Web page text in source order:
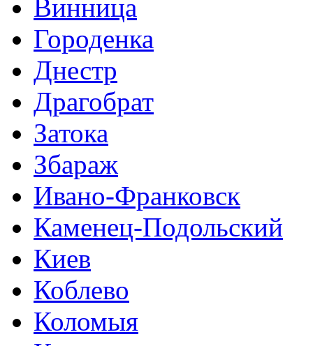
Винница
Городенка
Днестр
Драгобрат
Затока
Збараж
Ивано-Франковск
Каменец-Подольский
Киев
Коблево
Коломыя